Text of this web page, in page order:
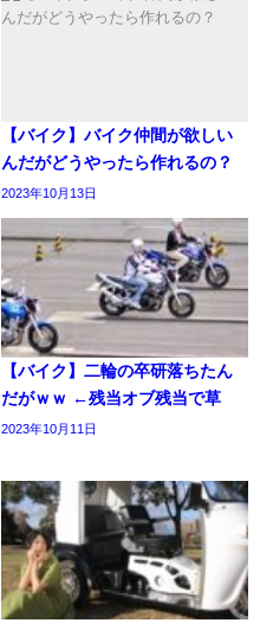
【バイク】バイク仲間が欲しい
んだがどうやったら作れるの？
2023年10月13日
【バイク】二輪の卒研落ちたん
だがｗｗ ←残当オブ残当で草
2023年10月11日